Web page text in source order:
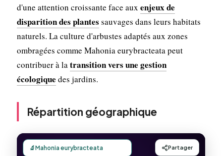
d'une attention croissante face aux enjeux de
disparition des plantes sauvages dans leurs habitats
naturels. La culture d'arbustes adaptés aux zones
ombragées comme Mahonia eurybracteata peut
contribuer à latransition vers une gestion
écologique des jardins.
Répartition géographique